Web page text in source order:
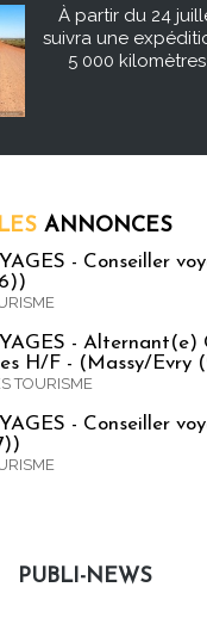
À partir du 24
suivra une
5 000
LES ANNONCES
- Conseiller
- Alternant(e)
H/F - (Massy/Evry
TOURISME
- Conseiller
PUBLI-NEWS